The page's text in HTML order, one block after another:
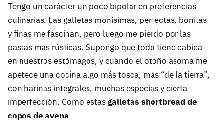
Tengo un carácter un poco bipolar en preferencias
culinarias. Las galletas monísimas, perfectas, bonitas
y finas me fascinan, pero luego me pierdo por las
pastas más rústicas. Supongo que todo tiene cabida
en nuestros estómagos, y cuando el otoño asoma me
apetece una cocina algo más tosca, más “de la tierra”,
con harinas integrales, muchas especias y cierta
imperfección. Como estasgalletas shortbread de
copos de avena.